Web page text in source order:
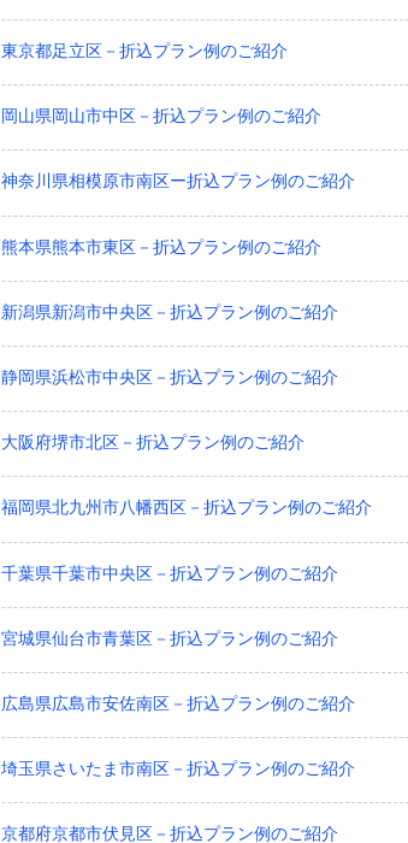
東京都足立区－折込プラン例のご紹介
岡山県岡山市中区－折込プラン例のご紹介
神奈川県相模原市南区ー折込プラン例のご紹介
熊本県熊本市東区－折込プラン例のご紹介
新潟県新潟市中央区－折込プラン例のご紹介
静岡県浜松市中央区－折込プラン例のご紹介
大阪府堺市北区－折込プラン例のご紹介
福岡県北九州市八幡西区－折込プラン例のご紹介
千葉県千葉市中央区－折込プラン例のご紹介
宮城県仙台市青葉区－折込プラン例のご紹介
広島県広島市安佐南区－折込プラン例のご紹介
埼玉県さいたま市南区－折込プラン例のご紹介
京都府京都市伏見区－折込プラン例のご紹介